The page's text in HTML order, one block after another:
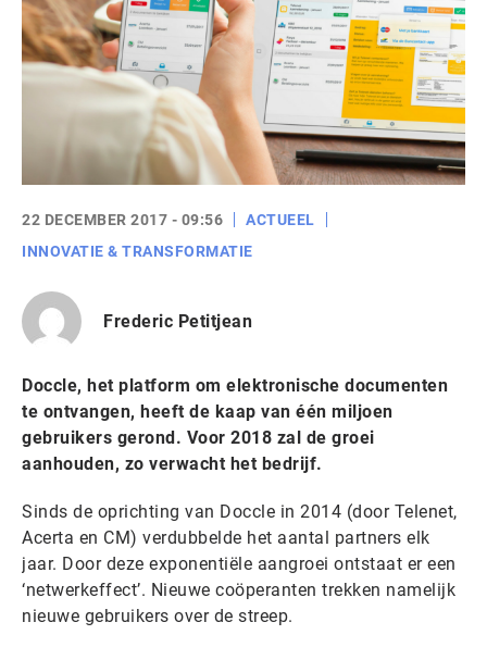
22 DECEMBER 2017 - 09:56
ACTUEEL
INNOVATIE & TRANSFORMATIE
Frederic Petitjean
Doccle, het platform om elektronische documenten
te ontvangen, heeft de kaap van één miljoen
gebruikers gerond. Voor 2018 zal de groei
aanhouden, zo verwacht het bedrijf.
Sinds de oprichting van Doccle in 2014 (door Telenet,
Acerta en CM) verdubbelde het aantal partners elk
jaar. Door deze exponentiële aangroei ontstaat er een
‘netwerkeffect’. Nieuwe coöperanten trekken namelijk
nieuwe gebruikers over de streep.